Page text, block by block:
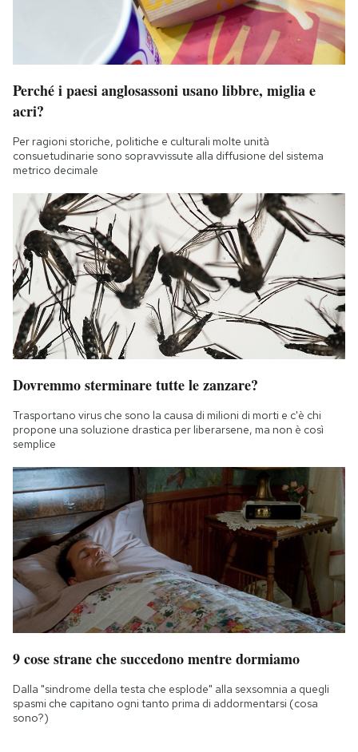
Perché i paesi anglosassoni usano libbre, miglia e
acri?
Per ragioni storiche, politiche e culturali molte unità
consuetudinarie sono sopravvissute alla diffusione del sistema
metrico decimale
Dovremmo sterminare tutte le zanzare?
Trasportano virus che sono la causa di milioni di morti e c'è chi
propone una soluzione drastica per liberarsene, ma non è così
semplice
9 cose strane che succedono mentre dormiamo
Dalla "sindrome della testa che esplode" alla sexsomnia a quegli
spasmi che capitano ogni tanto prima di addormentarsi (cosa
sono?)